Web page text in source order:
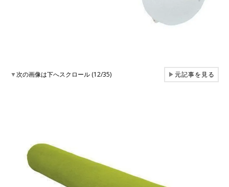
▼次の画像は下へスクロール (12/35) ▶元記事を見る